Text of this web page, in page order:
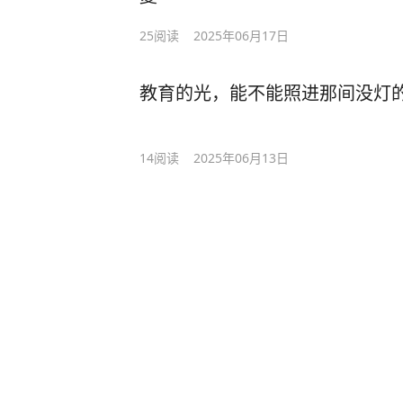
25阅读 2025年06月17日
教育的光，能不能照进那间没灯
14阅读 2025年06月13日